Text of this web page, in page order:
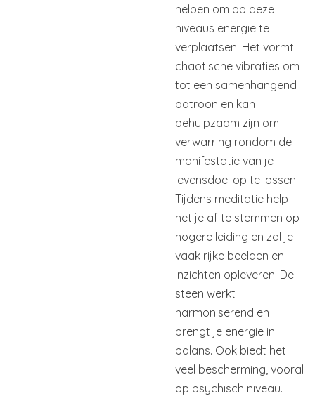
helpen om op deze
niveaus energie te
verplaatsen. Het vormt
chaotische vibraties om
tot een samenhangend
patroon en kan
behulpzaam zijn om
verwarring rondom de
manifestatie van je
levensdoel op te lossen.
Tijdens meditatie help
het je af te stemmen op
hogere leiding en zal je
vaak rijke beelden en
inzichten opleveren. De
steen werkt
harmoniserend en
brengt je energie in
balans. Ook biedt het
veel bescherming, vooral
op psychisch niveau.